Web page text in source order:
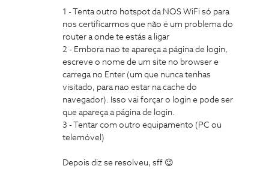
1 - Tenta outro hotspot da NOS WiFi só para
nos certificarmos que não é um problema do
router a onde te estás a ligar
2 - Embora nao te apareça a página de login,
escreve o nome de um site no browser e
carrega no Enter (um que nunca tenhas
visitado, para nao estar na cache do
navegador). Isso vai forçar o login e pode ser
que apareça a página de login.
3 - Tentar com outro equipamento (PC ou
telemóvel)
Depois diz se resolveu, sff 😉